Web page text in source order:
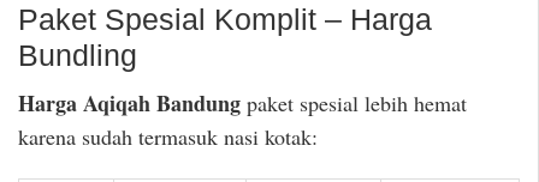
Paket Spesial Komplit – Harga
Bundling
Harga Aqiqah Bandung paket spesial lebih hemat
karena sudah termasuk nasi kotak: